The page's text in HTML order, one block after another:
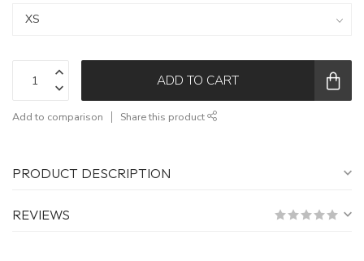
ADD TO CART
Add to comparison Share this product
PRODUCT DESCRIPTION
REVIEWS